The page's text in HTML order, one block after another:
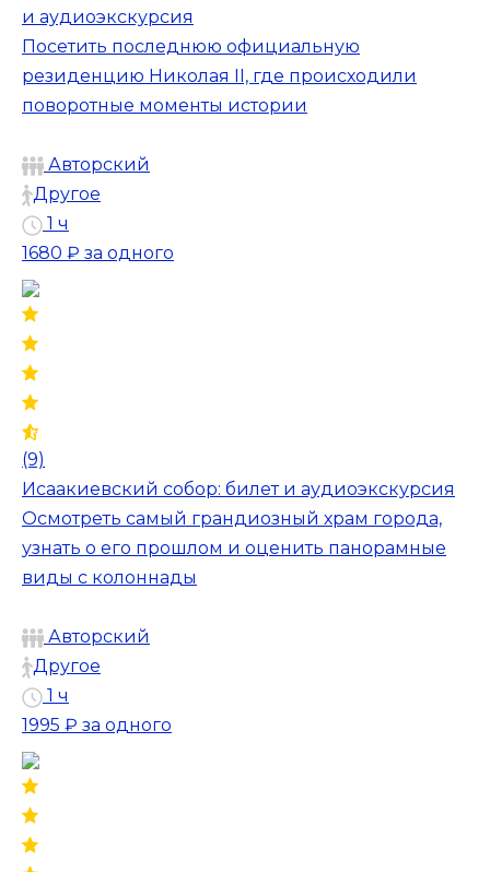
и аудиоэкскурсия
Посетить последнюю официальную
резиденцию Николая II, где происходили
поворотные моменты истории
Авторский
Другое
1 ч
1680 ₽ за одного
(9)
Исаакиевский собор: билет и аудиоэкскурсия
Осмотреть самый грандиозный храм города,
узнать о его прошлом и оценить панорамные
виды с колоннады
Авторский
Другое
1 ч
1995 ₽ за одного